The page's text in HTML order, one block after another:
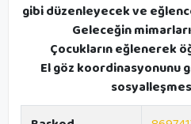
gibi düzenleyecek ve
Geleceğin
Çocukların eğlenerek
El göz koordinasyonunu